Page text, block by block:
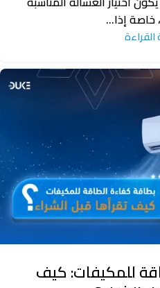
خاصة إذا...
القراءة
للمكيفات: كيف